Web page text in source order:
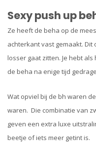
Sexy push up
Ze heeft de beha op de
achterkant vast gemaakt.
losser gaat zitten. Je hebt
de beha na enige tijd
Wat opviel bij de bh waren
waren. Die combinatie van
geven een extra luxe
beetje of iets meer getint is.